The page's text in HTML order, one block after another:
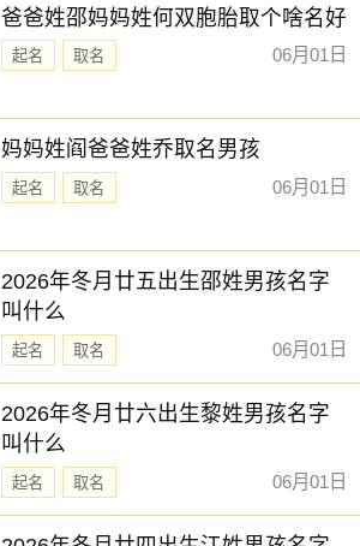
爸爸姓邵妈妈姓何双胞胎取个啥名好
起名 取名 06月01日
妈妈姓阎爸爸姓乔取名男孩
起名 取名 06月01日
2026年冬月廿五出生邵姓男孩名字
叫什么
起名 取名 06月01日
2026年冬月廿六出生黎姓男孩名字
叫什么
起名 取名 06月01日